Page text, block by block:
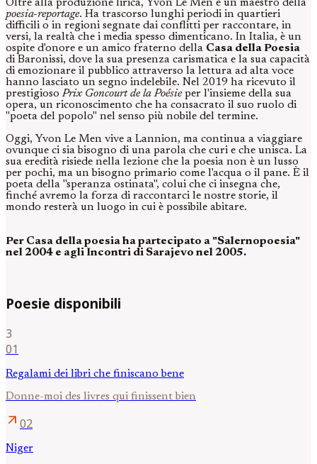
Oltre alla produzione lirica, Yvon Le Men è un maestro della
poesia-reportage. Ha trascorso lunghi periodi in quartieri
difficili o in regioni segnate dai conflitti per raccontare, in
versi, la realtà che i media spesso dimenticano. In Italia, è un
ospite d'onore e un amico fraterno della Casa della Poesia
di Baronissi, dove la sua presenza carismatica e la sua capacità
di emozionare il pubblico attraverso la lettura ad alta voce
hanno lasciato un segno indelebile. Nel 2019 ha ricevuto il
prestigioso Prix Goncourt de la Poésieper l'insieme della sua
opera, un riconoscimento che ha consacrato il suo ruolo di
"poeta del popolo" nel senso più nobile del termine.
Oggi, Yvon Le Men vive a Lannion, ma continua a viaggiare
ovunque ci sia bisogno di una parola che curi e che unisca. La
sua eredità risiede nella lezione che la poesia non è un lusso
per pochi, ma un bisogno primario come l'acqua o il pane. È il
poeta della "speranza ostinata", colui che ci insegna che,
finché avremo la forza di raccontarci le nostre storie, il
mondo resterà un luogo in cui è possibile abitare.
Per Casa della poesia ha partecipato a "Salernopoesia"
nel 2004 e agli Incontri di Sarajevo nel 2005.
Poesie disponibili
3
01
Regalami dei libri che finiscano bene
Donne-moi des livres qui finissent bien
arrow_outward 02
Niger